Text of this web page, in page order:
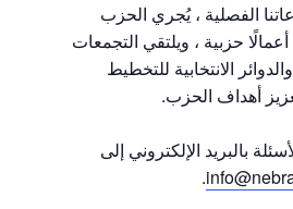
الفصلية ، يُجري الحزب
حزبية ، ويلتقي التجمعات
الانتخابية للتخطيط
أهداف الحزب.
بالبريد الإلكتروني إلى
.